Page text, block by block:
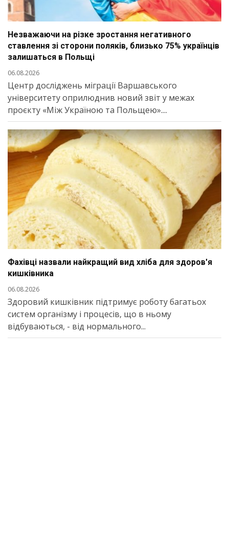
Незважаючи на різке зростання негативного
ставлення зі сторони поляків, близько 75% українців
залишаться в Польщі
06.08.2026
Центр досліджень міграції Варшавського
університету оприлюднив новий звіт у межах
проєкту «Між Україною та Польщею»....
Фахівці назвали найкращий вид хліба для здоров'я
кишківника
06.08.2026
Здоровий кишківник підтримує роботу багатьох
систем організму і процесів, що в ньому
відбуваються, - від нормального...